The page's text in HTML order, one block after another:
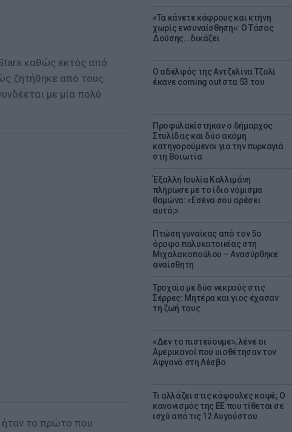
«Τα κάνετε κάφρους και κτήνη
χωρίς ενσυναίσθηση»: Ο Τάσος
Δούσης...δικάζει
Ο αδελφός της Αντζελίνα Τζολί
έκανε coming out στα 53 του
Προφυλακίστηκαν ο δήμαρχος
Στυλίδας και δύο ακόμη
κατηγορούμενοι για την πυρκαγιά
στη Βοιωτία
Έξαλλη Ιουλία Καλλιμάνη
πλήρωσε με το ίδιο νόμισμα
θαμώνα: «Εσένα σου αρέσει
αυτό;»
Πτώση γυναίκας από τον 5ο
όροφο πολυκατοικίας στη
Μιχαλακοπούλου – Ανασύρθηκε
αναίσθητη
Τροχαίο με δύο νεκρούς στις
Σέρρες: Μητέρα και γιος έχασαν
τη ζωή τους
«Δεν το πιστεύουμε», λένε οι
Αμερικανοί που υιοθέτησαν τον
Αφγανό στη Λέσβο
Τι αλλάζει στις κάψουλες καφέ; Ο
κανονισμός της ΕΕ που τίθεται σε
ισχύ από τις 12 Αυγούστου
καθώς εκτός από
ζητήθηκε από τους
με μία πολύ
ήταν το πρώτο που